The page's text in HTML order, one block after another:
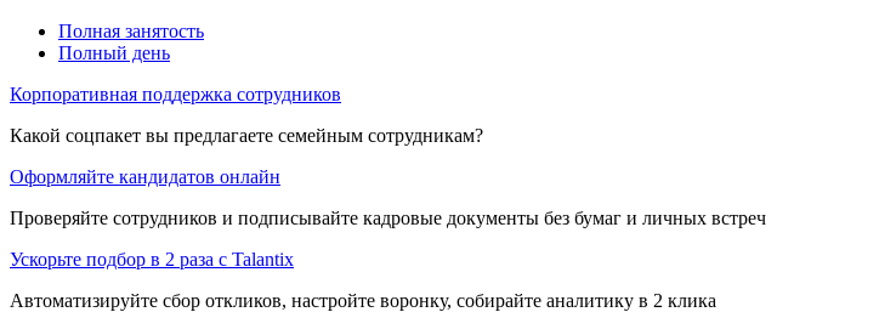
Полная занятость
Полный день
Корпоративная поддержка сотрудников
Какой соцпакет вы предлагаете семейным сотрудникам?
Оформляйте кандидатов онлайн
Проверяйте сотрудников и подписывайте кадровые документы без бумаг и личных встреч
Ускорьте подбор в 2 раза с Talantix
Автоматизируйте сбор откликов, настройте воронку, собирайте аналитику в 2 клика